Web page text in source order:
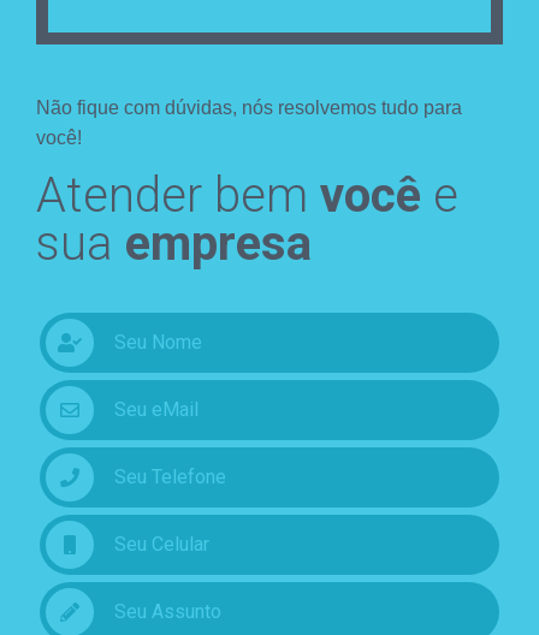
Não fique com dúvidas, nós resolvemos tudo para
você!
Atender bem você e
sua empresa